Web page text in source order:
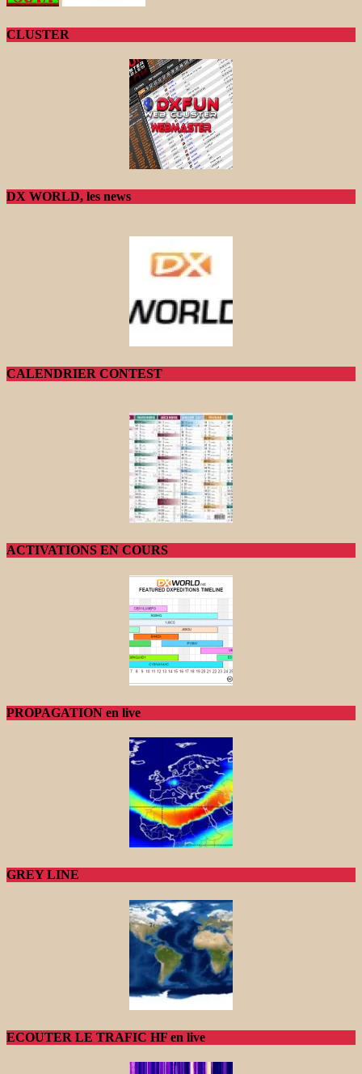
CLUSTER
DX WORLD, les news
CALENDRIER CONTEST
ACTIVATIONS EN COURS
PROPAGATION en live
GREY LINE
ECOUTER LE TRAFIC HF en live